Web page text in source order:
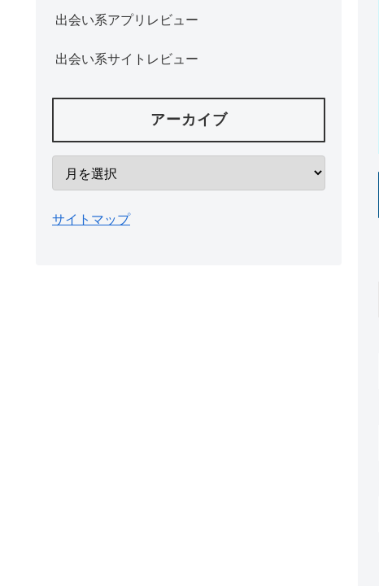
出会い系アプリレビュー
出会い系サイトレビュー
アーカイブ
サイトマップ